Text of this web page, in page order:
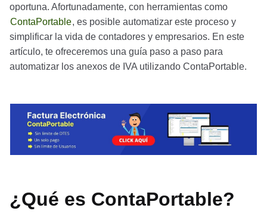
oportuna. Afortunadamente, con herramientas como
ContaPortable, es posible automatizar este proceso y
simplificar la vida de contadores y empresarios. En este
artículo, te ofreceremos una guía paso a paso para
automatizar los anexos de IVA utilizando ContaPortable.
¿Qué es ContaPortable?